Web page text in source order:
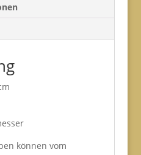
können vom